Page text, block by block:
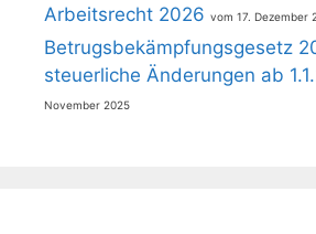
Arbeitsrecht 2026
17. Dezember
Betrugsbekämpfungsgesetz
steuerliche Änderungen ab
November 2025